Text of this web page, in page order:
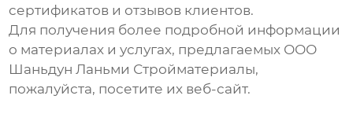
сертификатов и отзывов клиентов.
Для получения более подробной информации
о материалах и услугах, предлагаемых ООО
Шаньдун Ланьми Стройматериалы,
пожалуйста, посетите их веб-сайт.